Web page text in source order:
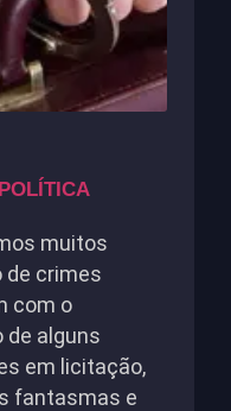
muitos
de crimes
com o
alguns
em licitação,
fantasmas e